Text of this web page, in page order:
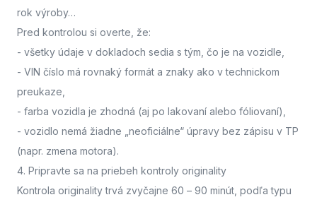
rok výroby…
Pred kontrolou si overte, že:
- všetky údaje v dokladoch sedia s tým, čo je na vozidle,
- VIN číslo má rovnaký formát a znaky ako v technickom
preukaze,
- farba vozidla je zhodná (aj po lakovaní alebo fóliovaní),
- vozidlo nemá žiadne „neoficiálne“ úpravy bez zápisu v TP
(napr. zmena motora).
4. Pripravte sa na priebeh kontroly originality
Kontrola originality trvá zvyčajne 60 – 90 minút , podľa typu